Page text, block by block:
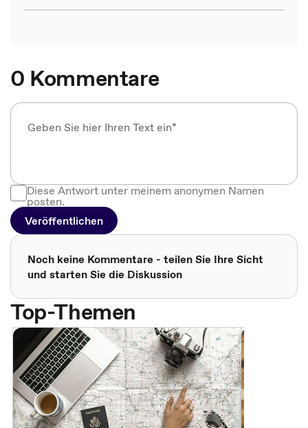
0 Kommentare
Diese Antwort unter meinem anonymen Namen
posten.
Veröffentlichen
Noch keine Kommentare - teilen Sie Ihre Sicht
und starten Sie die Diskussion
Top-Themen